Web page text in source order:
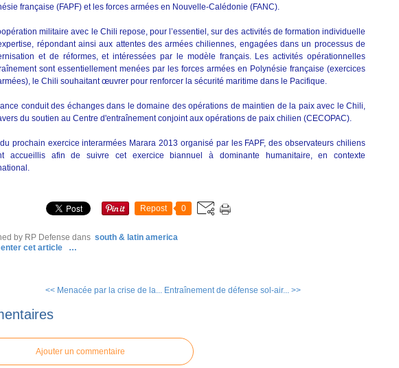
française (FAPF) et les forces armées en Nouvelle-Calédonie (FANC).
militaire avec le Chili repose, pour l’essentiel, sur des activités de formation individuelle
répondant ainsi aux attentes des armées chiliennes, engagées dans un processus de
et de réformes, et intéressées par le modèle français. Les activités opérationnelles
sont essentiellement menées par les forces armées en Polynésie française (exercices
le Chili souhaitant œuvrer pour renforcer la sécurité maritime dans le Pacifique.
conduit des échanges dans le domaine des opérations de maintien de la paix avec le Chili,
du soutien au Centre d'entraînement conjoint aux opérations de paix chilien (CECOPAC).
prochain exercice interarmées Marara 2013 organisé par les FAPF, des observateurs chiliens
accueillis afin de suivre cet exercice biannuel à dominante humanitaire, en contexte
Repost 0
by RP Defense dans south & latin america
cet article
…
<< Menacée par la crise de la... Entraînement de défense sol-air... >>
Ajouter un commentaire